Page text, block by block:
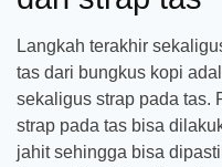
Langkah terakhir
tas dari bungkus kopi
sekaligus strap pada tas.
strap pada tas bisa
jahit sehingga bisa